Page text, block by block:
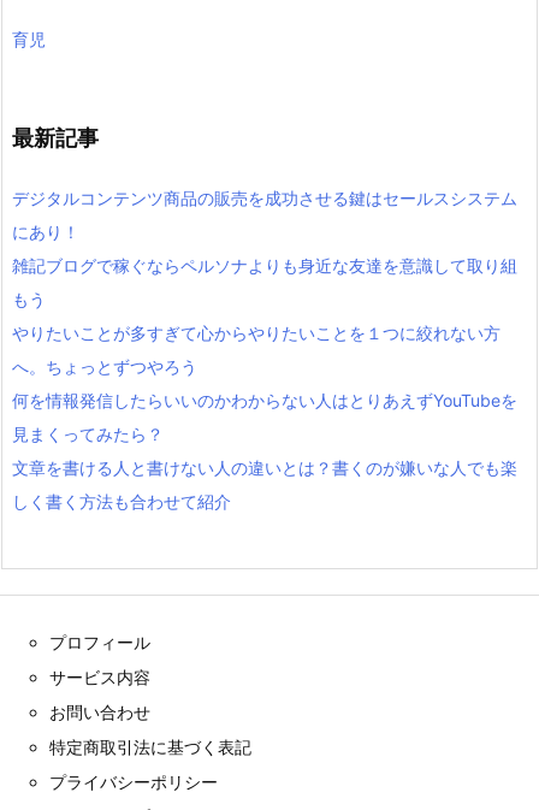
育児
最新記事
デジタルコンテンツ商品の販売を成功させる鍵はセールスシステム
にあり！
雑記ブログで稼ぐならペルソナよりも身近な友達を意識して取り組
もう
やりたいことが多すぎて心からやりたいことを１つに絞れない方
へ。ちょっとずつやろう
何を情報発信したらいいのかわからない人はとりあえずYouTubeを
見まくってみたら？
文章を書ける人と書けない人の違いとは？書くのが嫌いな人でも楽
しく書く方法も合わせて紹介
プロフィール
サービス内容
お問い合わせ
特定商取引法に基づく表記
プライバシーポリシー